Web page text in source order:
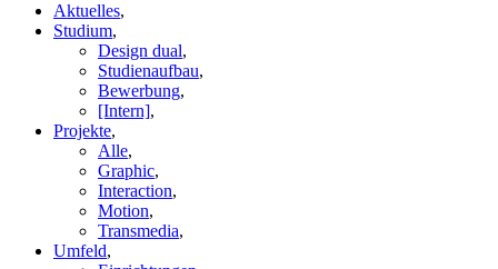
Aktuelles,
Studium,
Design dual,
Studienaufbau,
Bewerbung,
[Intern],
Projekte,
Alle,
Graphic,
Interaction,
Motion,
Transmedia,
Umfeld,